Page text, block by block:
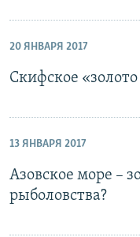
20 ЯНВАРЯ 2017
Скифское «золото
13 ЯНВАРЯ 2017
Азовское море –
рыболовства?